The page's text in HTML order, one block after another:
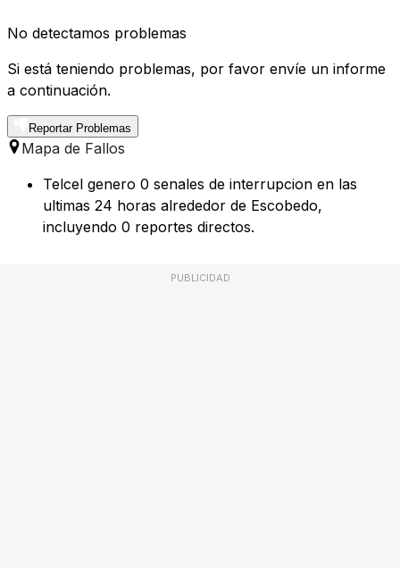
No detectamos problemas
Si está teniendo problemas, por favor envíe un informe
a continuación.
Reportar Problemas
Mapa de Fallos
Telcel genero 0 senales de interrupcion en las
ultimas 24 horas alrededor de Escobedo,
incluyendo 0 reportes directos.
PUBLICIDAD